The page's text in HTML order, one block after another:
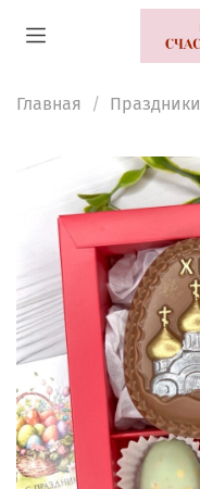
Главная Праздники